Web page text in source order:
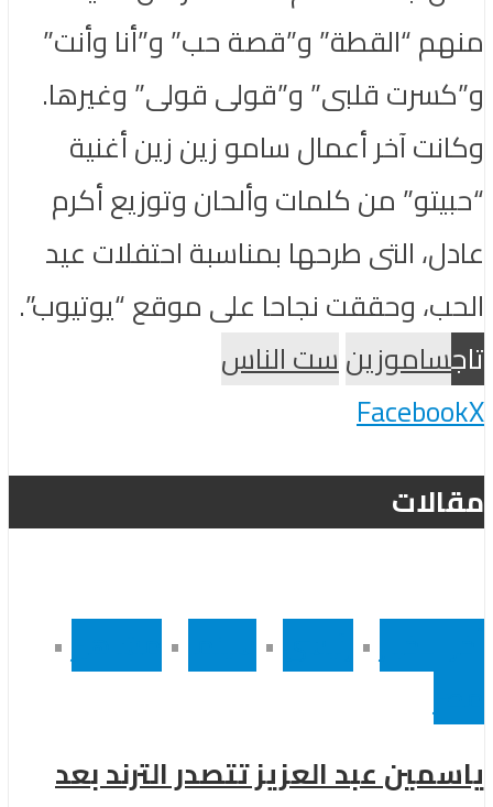
منهم “القطة” و”قصة حب” و”أنا وأنت”
و”كسرت قلبى” و”قولى قولى” وغيرها.
وكانت آخر أعمال سامو زين زين أغنية
“حبيتو” من كلمات وألحان وتوزيع أكرم
عادل، التى طرحها بمناسبة احتفلات عيد
الحب، وحققت نجاحا على موقع “يوتيوب”.
تاجساموزينست الناس
FacebookX
مقالات
•
•
•
•
ياسمين عبد العزيز تتصدر الترند بعد